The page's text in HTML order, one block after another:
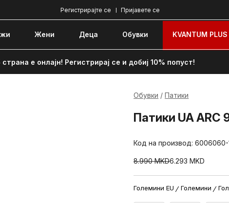
Пријавете се
Регистрирајте се
Жени Децa Обувки KVANTUM PLUS
е онлајн! Регистрирај се и добиј 10% попуст!
Обувки Патики
Патики UA ARC
Код на производ:6006060-
8.990 MKD6.293MKD
Големини EU Големини